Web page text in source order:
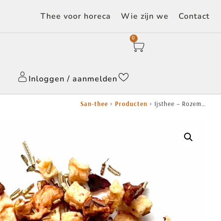
Thee voor horeca Wie zijn we Contact
Inloggen / aanmelden
0
San-thee > Producten > Ijsthee – Rozemarijn/framboos